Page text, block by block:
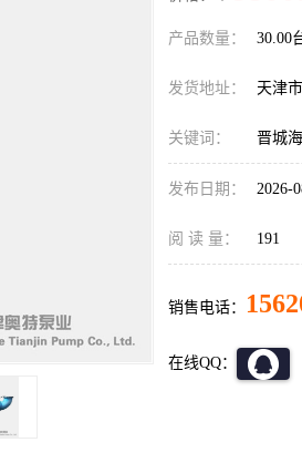
产品数量： 30.00
发货地址： 天津
关键词： 晋城
发布日期： 2026-
阅 读 量： 191
销售电话：
在线QQ：